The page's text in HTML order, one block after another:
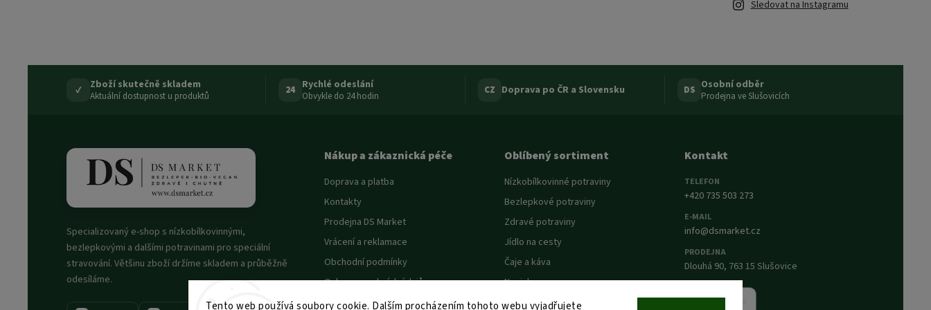
Tento web používá soubory cookie. Dalším procházením tohoto webu vyjadřujete
Sledovat na Instagramu
✓ Zboží skutečně skladem
Aktuální dostupnost u produktů 24 Rychlé odeslání
Obvykle do 24 hodin CZ Doprava po ČR a Slovensku DS Osobní odběr
Prodejna ve Slušovicích
Specializovaný e-shop s nízkobílkovinnými,
bezlepkovými a dalšími potravinami pro speciální
stravování. Většinu zboží držíme skladem a průběžně
odesíláme.
Nákup a zákaznická péče
Doprava a platba
Kontakty
Prodejna DS Market
Vrácení a reklamace
Obchodní podmínky
Ochrana osobních údajů
Oblíbený sortiment
Nízkobílkovinné potraviny
Bezlepkové potraviny
Zdravé potraviny
Jídlo na cesty
Čaje a káva
Novinky
Akce a slevy
Kontakt
TELEFON
+420 735 503 273
E-MAIL
info@dsmarket.cz
PRODEJNA
Dlouhá 90, 763 15 Slušovice
Napsat nám